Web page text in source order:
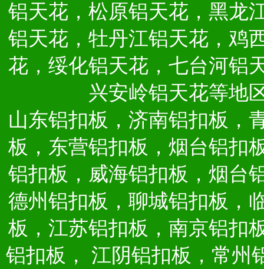
铝天花，松原铝天花，黑龙
铝天花，牡丹江铝天花，鸡
花，绥化铝天花，七台河铝
兴安岭铝天花等地
山东铝扣板，济南铝扣板，
板，东营铝扣板，烟台铝扣
铝扣板，威海铝扣板，烟台
德州铝扣板，聊城铝扣板，
板，江苏铝扣板，南京铝扣
铝扣板，
江阴铝扣板，常州